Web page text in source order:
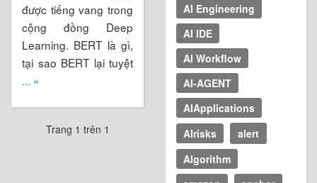
được tiếng vang trong
cộng đồng Deep
Learning. BERT là gì,
tại sao BERT lại tuyệt
... »
Trang 1 trên 1
AI Engineering
AI IDE
AI Workflow
AI-AGENT
AIApplications
AIrisks
alert
Algorithm